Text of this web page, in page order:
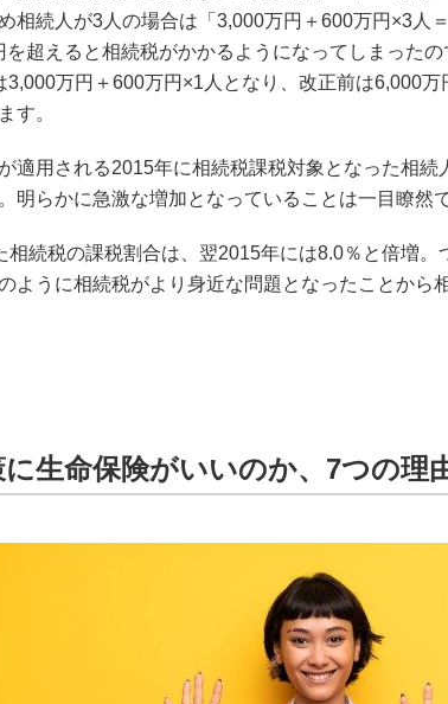
相続人が3人の場合は「3,000万円＋600万円×3人
超えると相続税がかかるようになってしまったの
万円＋600万円×1人となり、改正前は6,000
す。
適用される2015年に相続税課税対象となった相
明らかに急激な増加となっていることは一目瞭然で
相続税の課税割合は、翌2015年には8.0％と倍増
ように相続税がより身近な問題となったことから
生命保険がいいのか、7つの理